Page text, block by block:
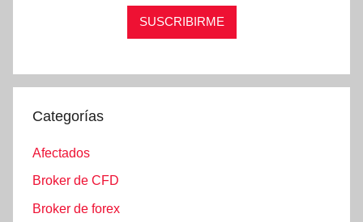
Categorías
Afectados
Broker de CFD
Broker de forex